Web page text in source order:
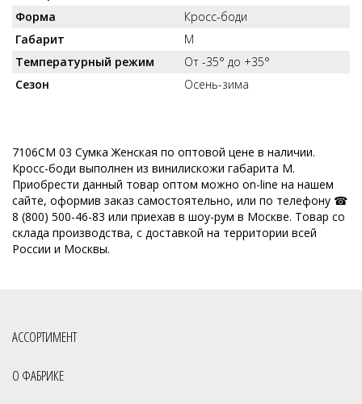
Форма
Кросс-боди
Габарит
M
Температурный режим
От -35° до +35°
Сезон
Осень-зима
7106СМ 03 Сумка Женская по оптовой цене в наличии.
Кросс-боди выполнен из винилискожи габарита M.
Приобрести данный товар оптом можно on-line на нашем
сайте, оформив заказ самостоятельно, или по телефону ☎
8 (800) 500-46-83 или приехав в шоу-рум в Москве. Товар со
склада производства, с доставкой на территории всей
России и Москвы.
АССОРТИМЕНТ
О ФАБРИКЕ